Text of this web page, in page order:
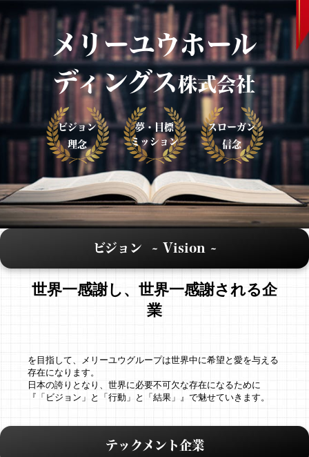
メリーユウホール
ディングス株式会社
ビジョン
理念
夢・目標
ミッション
スローガン
信念
ビジョン ~ Vision ~
世界一感謝し、世界一感謝される企
業
を目指して、メリーユウグループは世界中に希望と愛を与える
存在になります。
日本の誇りとなり、世界に必要不可欠な存在になるために
『「ビジョン」と「行動」と「結果」』で魅せていきます。
テックメント企業